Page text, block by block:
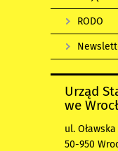
RODO
Urząd
we
ul. Oławska
50-950